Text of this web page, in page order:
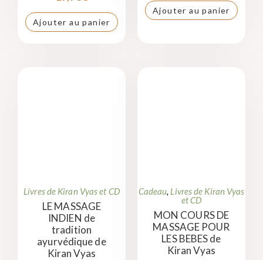
Ajouter au panier
Ajouter au panier
Livres de Kiran Vyas et CD
LE MASSAGE
INDIEN de
tradition
ayurvédique de
Kiran Vyas
Cadeau, Livres de Kiran Vyas
et CD
MON COURS DE
MASSAGE POUR
LES BEBES de
Kiran Vyas